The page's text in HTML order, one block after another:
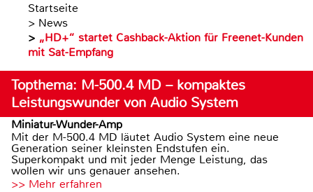
Startseite
> News
> „HD+“ startet Cashback-Aktion für Freenet-Kunden
mit Sat-Empfang
Topthema: M-500.4 MD – kompaktes
Leistungswunder von Audio System
Miniatur-Wunder-Amp
Mit der M-500.4 MD läutet Audio System eine neue
Generation seiner kleinsten Endstufen ein.
Superkompakt und mit jeder Menge Leistung, das
wollen wir uns genauer ansehen.
>> Mehr erfahren